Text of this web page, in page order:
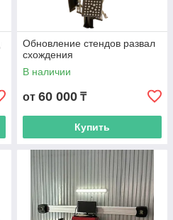
Обновление стендов развал
схождения
В наличии
от 60 000 ₸
Купить